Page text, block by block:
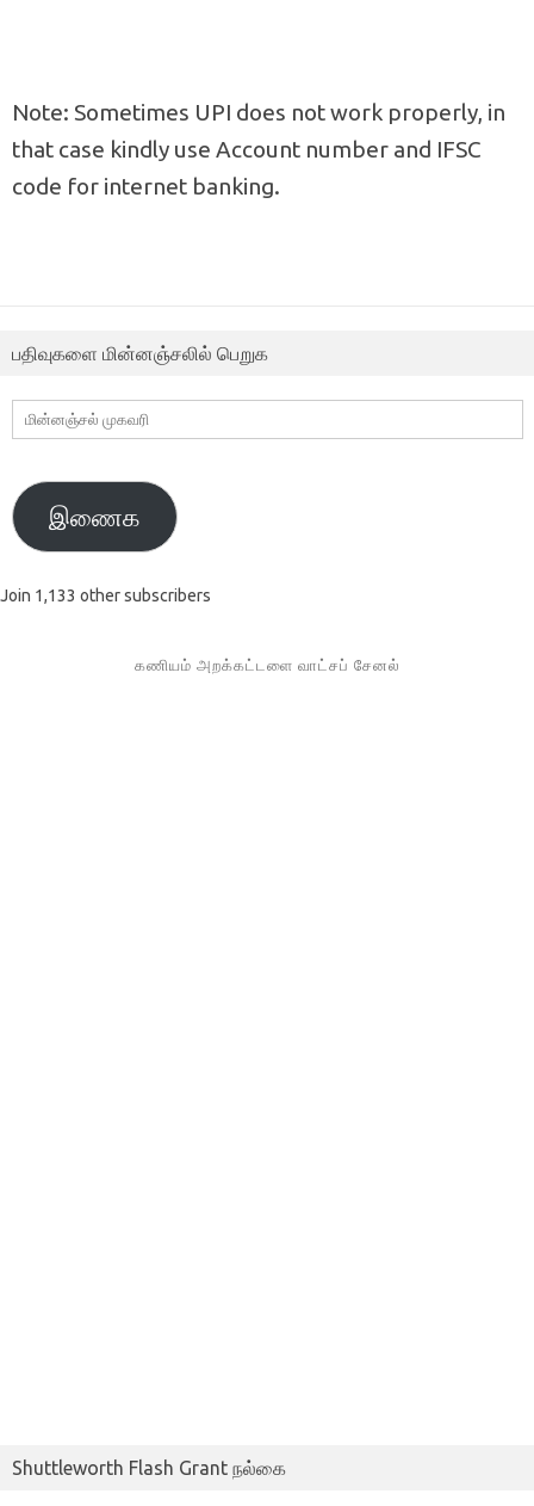
Note: Sometimes UPI does not work properly, in
that case kindly use Account number and IFSC
code for internet banking.
பதிவுகளை மின்னஞ்சலில் பெறுக
மின்னஞ்சல்
முகவரி
இணைக
Join 1,133 other subscribers
கணியம் அறக்கட்டளை வாட்சப் சேனல்
Shuttleworth Flash Grant நல்கை